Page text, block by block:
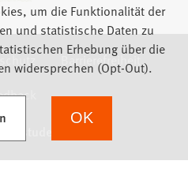
Barrierefreiheit
um die Funktionalität der
und statistische Daten zu
Erhebung über die
widersprechen (Opt-Out).
OK